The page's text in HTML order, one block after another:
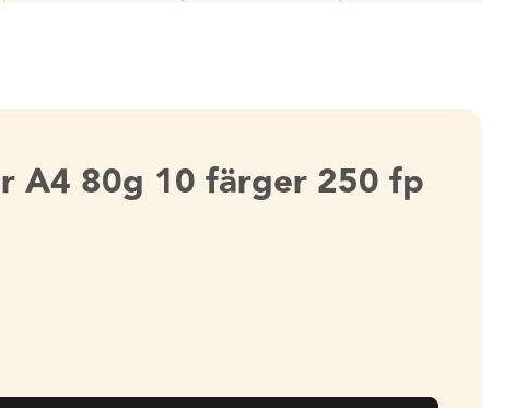
A4 80g 10 färger 250 fp